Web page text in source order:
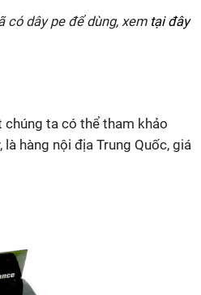
có dây pe để dùng, xem tại đây
chúng ta có thể tham khảo
là hàng nội địa Trung Quốc, giá